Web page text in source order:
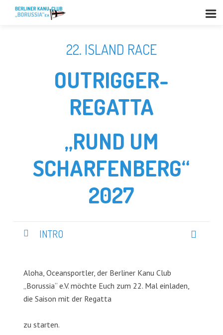
22. ISLAND RACE
OUTRIGGER-
REGATTA
„RUND UM
SCHARFENBERG“
2027
INTRO
Aloha, Oceansportler, der Berliner Kanu Club
„Borussia“ e.V. möchte Euch zum 22. Mal einladen,
die Saison mit der Regatta
zu starten.